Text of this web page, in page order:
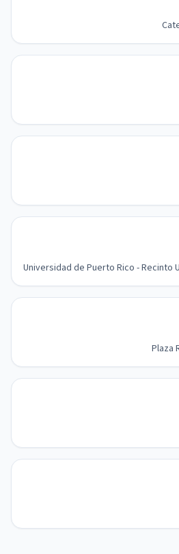
Universidad de Puerto Rico - Recinto
Plaza